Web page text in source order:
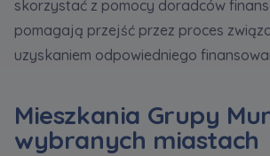
poprawie stosowanych
świadczonych za pośrednictwem
wyjaśnienia okoliczności
uzasadnionych interesów
Administratora.
skorzystać z pomocy doradców
pomagają przejść przez proces
uzyskaniem odpowiedniego
Mieszkania Grupy
wybranych miastach